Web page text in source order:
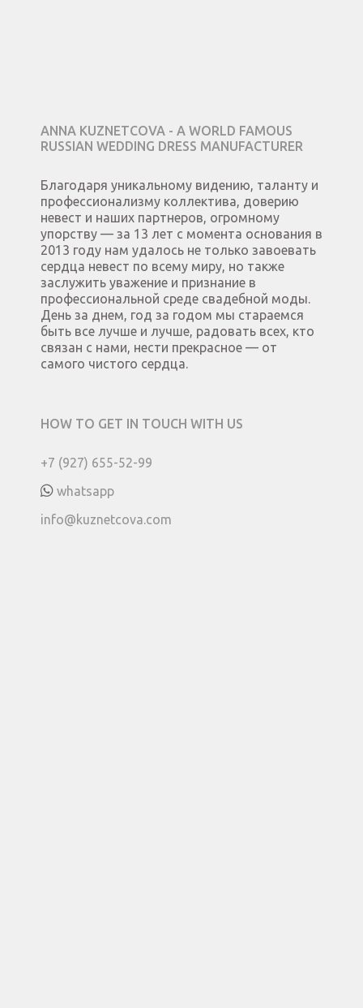
ANNA KUZNETCOVA - A WORLD FAMOUS
RUSSIAN WEDDING DRESS MANUFACTURER
Благодаря уникальному видению, таланту и
профессионализму коллектива, доверию
невест и наших партнеров, огромному
упорству — за 13 лет с момента основания в
2013 году нам удалось не только завоевать
сердца невест по всему миру, но также
заслужить уважение и признание в
профессиональной среде свадебной моды.
День за днем, год за годом мы стараемся
быть все лучше и лучше, радовать всех, кто
связан с нами, нести прекрасное — от
самого чистого сердца.
HOW TO GET IN TOUCH WITH US
+7 (927) 655-52-99
whatsapp
info@kuznetcova.com